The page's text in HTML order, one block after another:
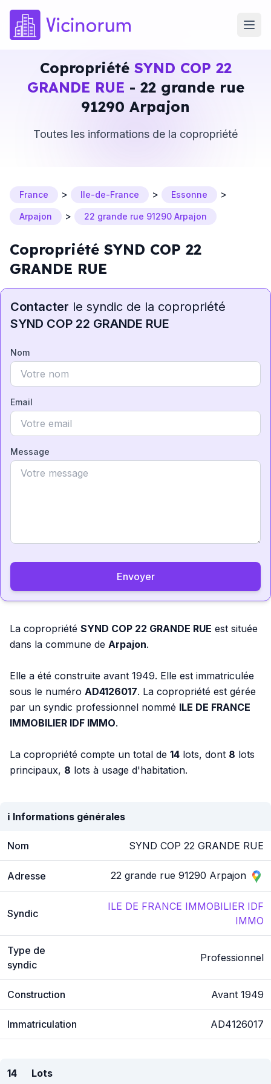
Copropriété SYND COP 22
GRANDE RUE - 22 grande rue
91290 Arpajon
Toutes les informations de la copropriété
France > Ile-de-France > Essonne >
Arpajon > 22 grande rue 91290 Arpajon
Copropriété SYND COP 22
GRANDE RUE
Contacter le syndic de la copropriété
SYND COP 22 GRANDE RUE
Nom
Email
Message
Envoyer
La copropriété SYND COP 22 GRANDE RUE est située
dans la commune de Arpajon.
Elle a été construite avant 1949. Elle est immatriculée
sous le numéro AD4126017. La copropriété est gérée
par un syndic professionnel nommé ILE DE FRANCE
IMMOBILIER IDF IMMO.
La copropriété compte un total de 14 lots, dont 8 lots
principaux, 8 lots à usage d'habitation.
ℹ️ Informations générales
Nom SYND COP 22 GRANDE RUE
Adresse 22 grande rue 91290 Arpajon
Syndic
ILE DE FRANCE IMMOBILIER IDF
IMMO
Type de
syndic
Professionnel
Construction Avant 1949
Immatriculation AD4126017
14 Lots